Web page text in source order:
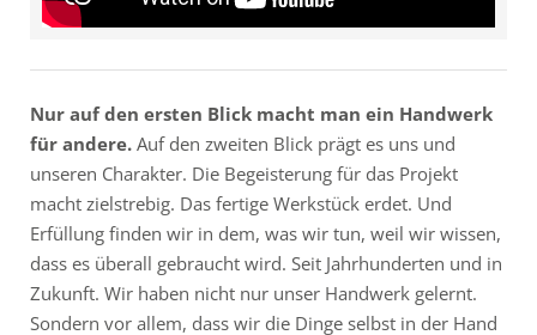
Nur auf den ersten Blick macht man ein Handwerk
für andere. Auf den zweiten Blick prägt es uns und
unseren Charakter. Die Begeisterung für das Projekt
macht zielstrebig. Das fertige Werkstück erdet. Und
Erfüllung finden wir in dem, was wir tun, weil wir wissen,
dass es überall gebraucht wird. Seit Jahrhunderten und in
Zukunft. Wir haben nicht nur unser Handwerk gelernt.
Sondern vor allem, dass wir die Dinge selbst in der Hand